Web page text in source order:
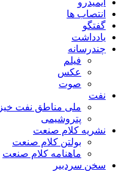
انتصاب ها
گفتگو
یادداشت
چندرسانه
فیلم
عکس
صوت
نفت
ملی مناطق نفت خیز
پتروشیمی
نشریه کلام صنعت
بولتن کلام صنعت
ماهنامه کلام صنعت
سخن سردبیر